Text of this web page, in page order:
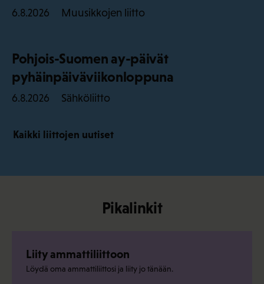
6.8.2026 Muusikkojen liitto
Pohjois-Suomen ay-päivät
pyhäinpäiväviikonloppuna
6.8.2026 Sähköliitto
Kaikki liittojen uutiset
Pikalinkit
Liity ammattiliittoon
Löydä oma ammattiliittosi ja liity jo tänään.